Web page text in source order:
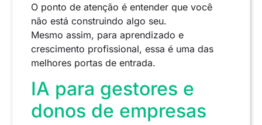
O ponto de atenção é entender que você
não está construindo algo seu.
Mesmo assim, para aprendizado e
crescimento profissional, essa é uma das
melhores portas de entrada.
IA para gestores e
donos de empresas